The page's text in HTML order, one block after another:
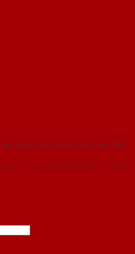
Showroom cửa nhựa hàng đầu
- www.bancuanhua.com | Đơn vị